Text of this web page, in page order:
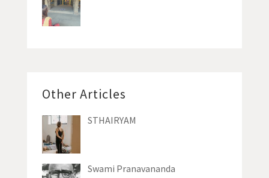
Other Articles
STHAIRYAM
Swami Pranavananda